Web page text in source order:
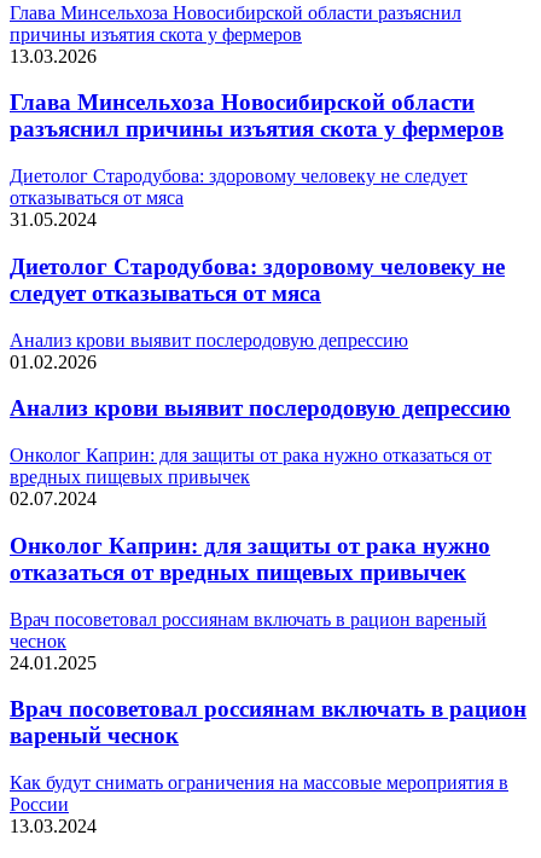
Глава Минсельхоза Новосибирской области разъяснил
причины изъятия скота у фермеров
13.03.2026
Глава Минсельхоза Новосибирской области
разъяснил причины изъятия скота у фермеров
Диетолог Стародубова: здоровому человеку не следует
отказываться от мяса
31.05.2024
Диетолог Стародубова: здоровому человеку не
следует отказываться от мяса
Анализ крови выявит послеродовую депрессию
01.02.2026
Анализ крови выявит послеродовую депрессию
Онколог Каприн: для защиты от рака нужно отказаться от
вредных пищевых привычек
02.07.2024
Онколог Каприн: для защиты от рака нужно
отказаться от вредных пищевых привычек
Врач посоветовал россиянам включать в рацион вареный
чеснок
24.01.2025
Врач посоветовал россиянам включать в рацион
вареный чеснок
Как будут снимать ограничения на массовые мероприятия в
России
13.03.2024